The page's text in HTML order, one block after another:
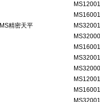
MS精密天平